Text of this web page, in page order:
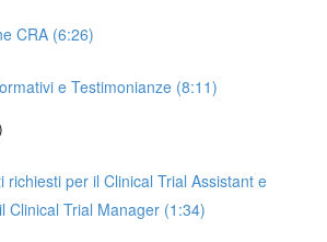
CRA (6:26)
e Testimonianze (8:11)
richiesti per il Clinical Trial Assistant e
Clinical Trial Manager (1:34)